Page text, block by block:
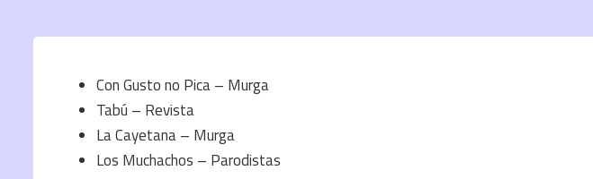
Con Gusto no Pica – Murga
Tabú – Revista
La Cayetana – Murga
Los Muchachos – Parodistas